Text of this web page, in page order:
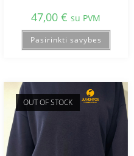
47,00 € su PVM
Pasirinkti savybes
OUT OF STOCK